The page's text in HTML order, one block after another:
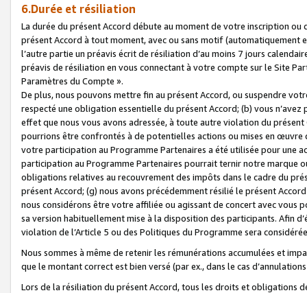
6.Durée et résiliation
La durée du présent Accord débute au moment de votre inscription
présent Accord à tout moment, avec ou sans motif (automatiquement
l’autre partie un préavis écrit de résiliation d’au moins 7 jours
préavis de résiliation en vous connectant à votre compte sur le Site
Paramètres du Compte ».
De plus, nous pouvons mettre fin au présent Accord, ou suspendre
respecté une obligation essentielle du présent Accord; (b) vous
effet que nous vous avons adressée, à toute autre violation du
pourrions être confrontés à de potentielles actions ou mises en
votre participation au Programme Partenaires a été utilisée pour une
participation au Programme Partenaires pourrait ternir notre marque
obligations relatives au recouvrement des impôts dans le cadre du
présent Accord; (g) nous avons précédemment résilié le présent
nous considérons être votre affiliée ou agissant de concert avec vous
sa version habituellement mise à la disposition des participants. Afin
violation de l’Article 5 ou des Politiques du Programme sera
Nous sommes à même de retenir les rémunérations accumulées et
que le montant correct est bien versé (par ex., dans le cas
Lors de la résiliation du présent Accord, tous les droits et obligations